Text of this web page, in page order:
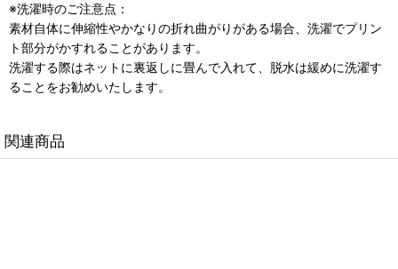
※洗濯時のご注意点：
素材自体に伸縮性やかなりの折れ曲がりがある場合、洗濯でプリン
ト部分がかすれることがあります。
洗濯する際はネットに裏返しに畳んで入れて、脱水は緩めに洗濯す
ることをお勧めいたします。
関連商品